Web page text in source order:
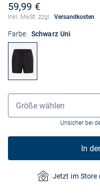
59,99 €
Inkl. MwSt. zzgl. Versandkosten
Farbe: Schwarz Uni
Größenauswahl
Größe wählen
Unsicher bei
In
Jetzt im Store